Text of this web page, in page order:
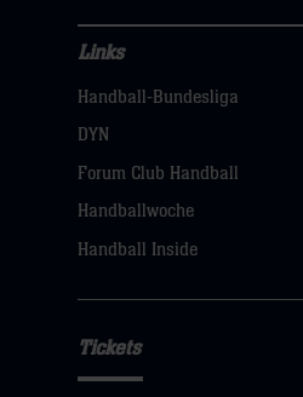
Navigation
öffnen,
dann
klicken
Links
Handball-Bundesliga
DYN
Forum Club Handball
Handballwoche
Handball Inside
Tickets